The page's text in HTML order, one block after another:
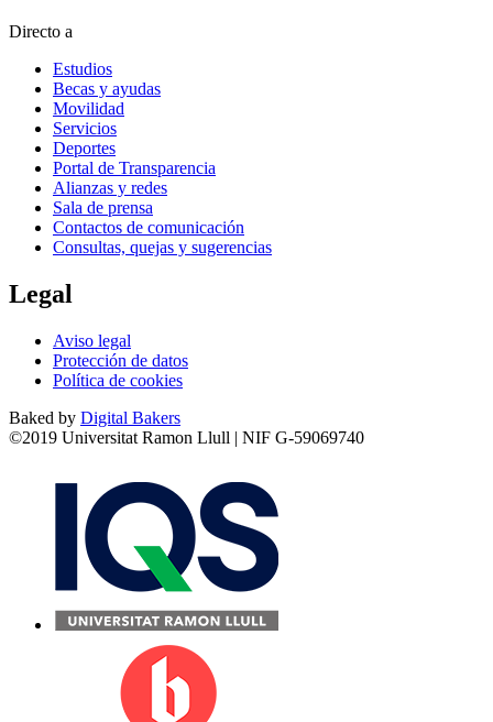
Directo a
Estudios
Becas y ayudas
Movilidad
Servicios
Deportes
Portal de Transparencia
Alianzas y redes
Sala de prensa
Contactos de comunicación
Consultas, quejas y sugerencias
Legal
Aviso legal
Protección de datos
Política de cookies
Baked by Digital Bakers
©2019 Universitat Ramon Llull | NIF G-59069740